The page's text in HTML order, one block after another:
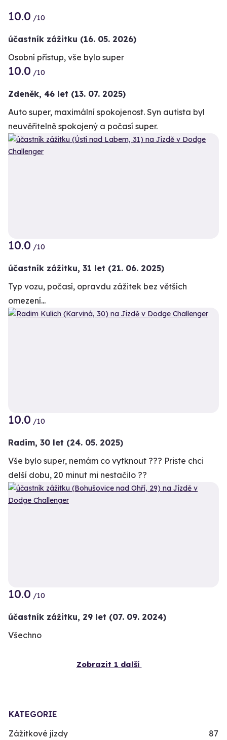
10.0 /10
účastník zážitku (16. 05. 2026)
Osobní přístup, vše bylo super
10.0 /10
Zdeněk, 46 let (13. 07. 2025)
Auto super, maximální spokojenost. Syn autista byl
neuvěřitelně spokojený a počasí super.
10.0 /10
účastník zážitku, 31 let (21. 06. 2025)
Typ vozu, počasí, opravdu zážitek bez větších
omezení...
10.0 /10
Radim, 30 let (24. 05. 2025)
Vše bylo super, nemám co vytknout ??? Priste chci
delší dobu, 20 minut mi nestačilo ??
10.0 /10
účastník zážitku, 29 let (07. 09. 2024)
Všechno
Zobrazit 1 další
KATEGORIE
Zážitkové jízdy
87